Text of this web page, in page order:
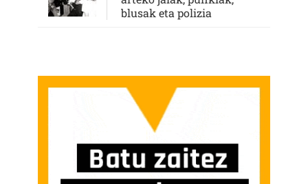
blusak eta polizia